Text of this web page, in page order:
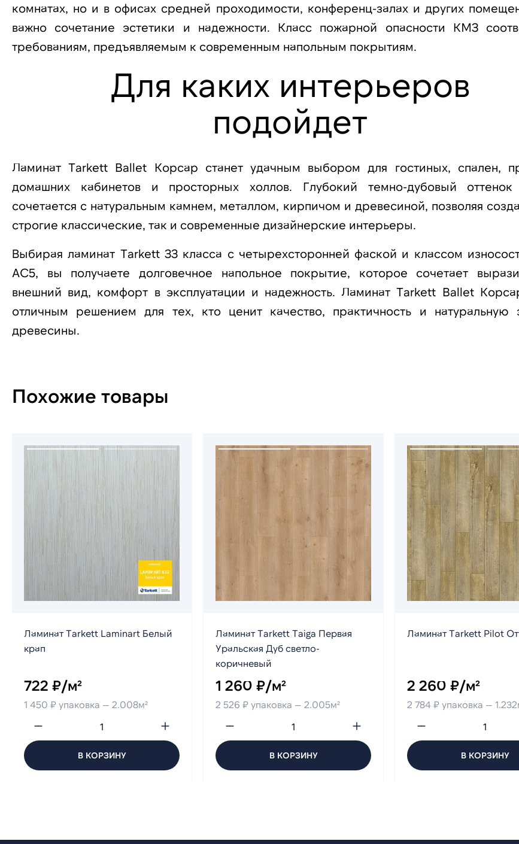
комнатах, но и в офисах средней проходимости, конференц-залах и других
важно сочетание эстетики и надежности. Класс пожарной опасности КМ3
требованиям, предъявляемым к современным напольным покрытиям.
Для каких интерьеров
подойдет
Ламинат Tarkett Ballet Корсар станет удачным выбором для гостиных, спален,
домашних кабинетов и просторных холлов. Глубокий темно-дубовый
сочетается с натуральным камнем, металлом, кирпичом и древесиной, позволяя
строгие классические, так и современные дизайнерские интерьеры.
Выбирая ламинат Tarkett 33 класса с четырехсторонней фаской и классом
AC5, вы получаете долговечное напольное покрытие, которое сочетает
внешний вид, комфорт в эксплуатации и надежность. Ламинат Tarkett Ballet
отличным решением для тех, кто ценит качество, практичность и натуральную
древесины.
Похожие товары
Ламинат Tarkett Laminart Белый
крап
722 ₽/м²
1 450 ₽ упаковка — 2.008м²
В КОРЗИНУ
Ламинат Tarkett Taiga Первая
Уральская Дуб светло-
коричневый
1 260 ₽/м²
2 526 ₽ упаковка — 2.005м²
В КОРЗИНУ
Ламинат Tarkett Pilot
2 260 ₽/м²
2 784 ₽ упаковка —
В КОРЗИНУ